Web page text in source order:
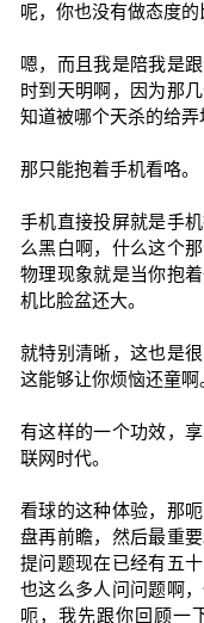
呢，你也没有做态度的
嗯，而且我是陪我是
时到天明啊，因为那
知道被哪个天杀的给弄
那只能抱着手机看咯。
手机直接投屏就是手
么黑白啊，什么这个
物理现象就是当你抱
机比脸盆还大。
就特别清晰，这也是
这能够让你烦恼还童啊
有这样的一个功效，
联网时代。
看球的这种体验，那
盘再前瞻，然后最重
提问题现在已经有五
也这么多人问问题啊
呃，我先跟你回顾一